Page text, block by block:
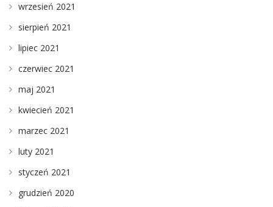
wrzesień 2021
sierpień 2021
lipiec 2021
czerwiec 2021
maj 2021
kwiecień 2021
marzec 2021
luty 2021
styczeń 2021
grudzień 2020